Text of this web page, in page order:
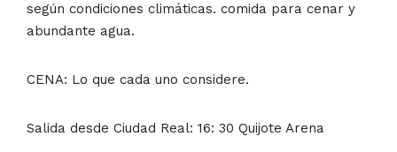
según condiciones climáticas. comida para cenar y
abundante agua.
CENA: Lo que cada uno considere.
Salida desde Ciudad Real: 16: 30 Quijote Arena